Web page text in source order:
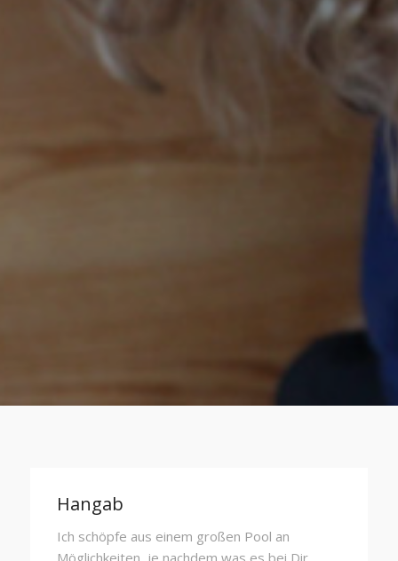
Hangab
Ich schöpfe aus einem großen Pool an
Möglichkeiten, je nachdem was es bei Dir